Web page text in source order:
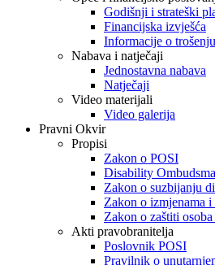
Godišnji i strateški
Financijska izvješća
Informacije o
Nabava i natječaji
Jednostavna nabava
Natječaji
Video materijali
Video galerija
Pravni Okvir
Propisi
Zakon o POSI
Disability
Zakon o suzbijanju
Zakon o izmjenama
Zakon o zaštiti
Akti pravobranitelja
Poslovnik POSI
Pravilnik o